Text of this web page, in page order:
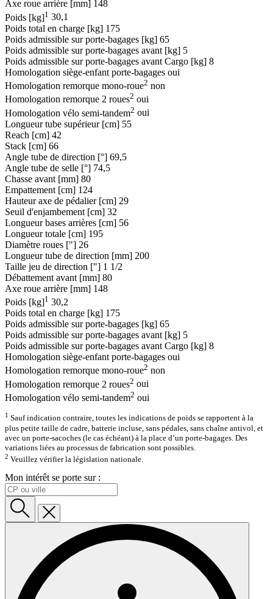
Axe roue arrière [mm] 148
Poids [kg]1 30,1
Poids total en charge [kg] 175
Poids admissible sur porte-bagages [kg] 65
Poids admissible sur porte-bagages avant [kg] 5
Poids admissible sur porte-bagages avant Cargo [kg] 8
Homologation siège-enfant porte-bagages oui
Homologation remorque mono-roue2 non
Homologation remorque 2 roues2 oui
Homologation vélo semi-tandem2 oui
Longueur tube supérieur [cm] 55
Reach [cm] 42
Stack [cm] 66
Angle tube de direction [°] 69,5
Angle tube de selle [°] 74,5
Chasse avant [mm] 80
Empattement [cm] 124
Hauteur axe de pédalier [cm] 29
Seuil d'enjambement [cm] 32
Longueur bases arrières [cm] 56
Longueur totale [cm] 195
Diamètre roues ["] 26
Longueur tube de direction [mm] 200
Taille jeu de direction ["] 1 1/2
Débattement avant [mm] 80
Axe roue arrière [mm] 148
Poids [kg]1 30,2
Poids total en charge [kg] 175
Poids admissible sur porte-bagages [kg] 65
Poids admissible sur porte-bagages avant [kg] 5
Poids admissible sur porte-bagages avant Cargo [kg] 8
Homologation siège-enfant porte-bagages oui
Homologation remorque mono-roue2 non
Homologation remorque 2 roues2 oui
Homologation vélo semi-tandem2 oui
1 Sauf indication contraire, toutes les indications de poids se rapportent à la
plus petite taille de cadre, batterie incluse, sans pédales, sans chaîne antivol, et
avec un porte-sacoches (le cas échéant) à la place d’un porte-bagages. Des
variations liées au processus de fabrication sont possibles.
2 Veuillez vérifier la législation nationale.
Mon intérêt se porte sur :